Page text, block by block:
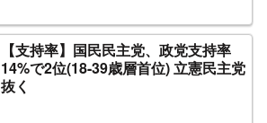
【支持率】国民民主党、政党支持率
14%で2位(18-39歳層首位) 立憲民主党
抜く